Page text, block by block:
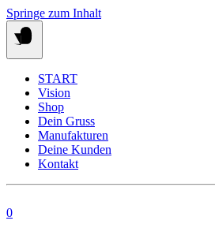
Springe zum Inhalt
START
Vision
Shop
Dein Gruss
Manufakturen
Deine Kunden
Kontakt
0